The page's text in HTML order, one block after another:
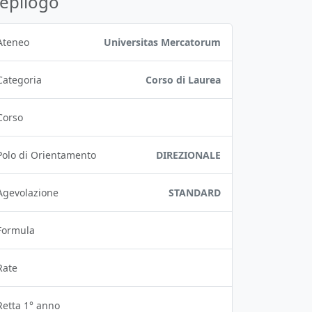
Universitas Mercatorum
Corso di Laurea
di Orientamento DIREZIONALE
STANDARD
1° anno